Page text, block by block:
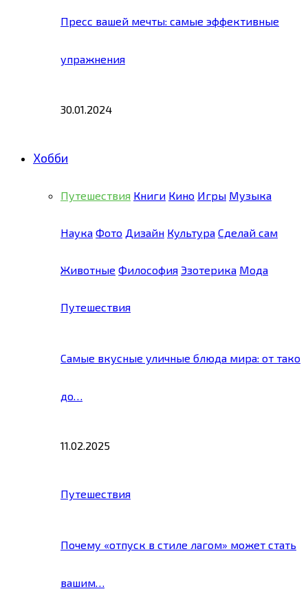
Пресс вашей мечты: самые эффективные
упражнения
30.01.2024
Хобби
Путешествия Книги Кино Игры Музыка
Наука Фото Дизайн Культура Сделай сам
Животные Философия Эзотерика Мода
Путешествия
Самые вкусные уличные блюда мира: от тако
до…
11.02.2025
Путешествия
Почему «отпуск в стиле лагом» может стать
вашим…